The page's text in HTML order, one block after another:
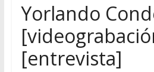
Yorlando
[entrevista]